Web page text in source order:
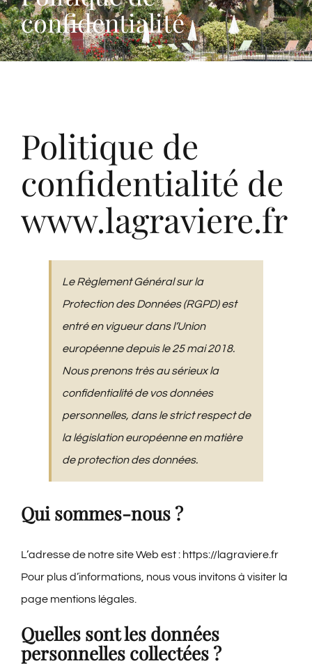
confidentialité
Politique de
confidentialité de
www.lagraviere.fr
Le Règlement Général sur la
Protection des Données (RGPD) est
entré en vigueur dans l’Union
européenne depuis le 25 mai 2018.
Nous prenons très au sérieux la
confidentialité de vos données
personnelles, dans le strict respect de
la législation européenne en matière
de protection des données.
Qui sommes-nous ?
L’adresse de notre site Web est : https://lagraviere.fr
Pour plus d’informations, nous vous invitons à visiter la
page mentions légales
Quelles sont les données
personnelles collectées ?